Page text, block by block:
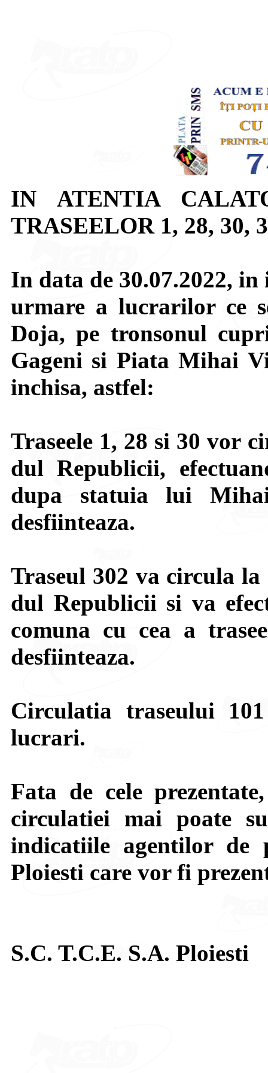
IN ATENTIA
TRASEELOR 1, 28, 30,
In data de 30.07.2022,
urmare a lucrarilor ce
Doja, pe tronsonul
Gageni si Piata Mihai
inchisa, astfel:
Traseele 1, 28 si 30 vor
dul Republicii,
dupa statuia lui
desfiinteaza.
Traseul 302 va circula
dul Republicii si va
comuna cu cea a
desfiinteaza.
Circulatia traseului
lucrari.
Fata de cele
circulatiei mai poate
indicatiile agentilor
Ploiesti care vor fi
S.C. T.C.E. S.A. Ploiesti